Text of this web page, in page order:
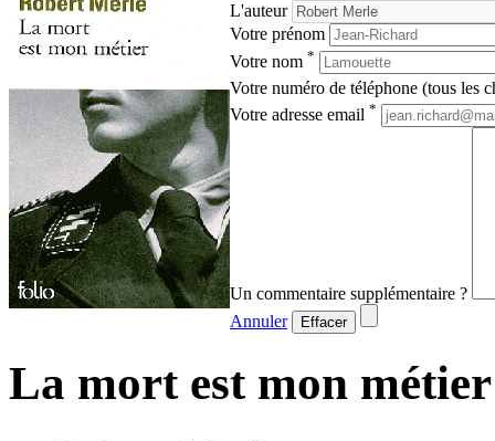
L'auteur
Votre prénom
Votre nom *
Votre numéro de téléphone (tous les
Votre adresse email *
Un commentaire supplémentaire ?
Annuler
Effacer
La mort est mon métier